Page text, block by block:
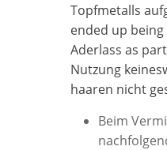
Topfmetalls
ended up
Aderlass as
Nutzung
haaren nicht
Beim